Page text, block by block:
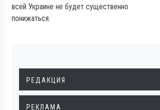
всей Украине не будет существенно
понижаться.
РЕДАКЦИЯ
РЕКЛАМА